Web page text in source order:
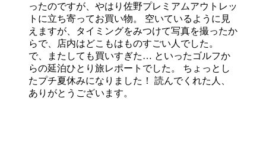
ったのですが、やはり佐野プレミアムアウトレッ
トに立ち寄ってお買い物。 空いているように見
えますが、タイミングをみつけて写真を撮ったか
らで、店内はどこもはものすごい人でした。
で、またしても買いすぎた… といったゴルフか
らの延泊ひとり旅レポートでした。 ちょっとし
たプチ夏休みになりました！ 読んでくれた人、
ありがとうございます。